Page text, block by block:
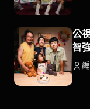
公
智